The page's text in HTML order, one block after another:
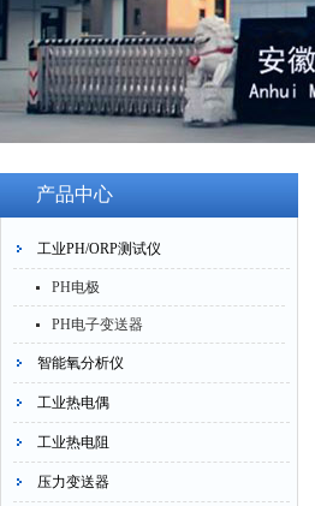
产品中心
工业PH/ORP测试仪
PH电极
PH电子变送器
智能氧分析仪
工业热电偶
工业热电阻
压力变送器